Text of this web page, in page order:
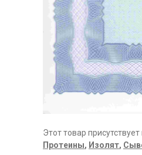
Этот товар присутствует
Протеины, Изолят,